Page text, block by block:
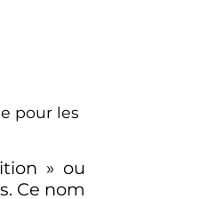
pour les
» ou